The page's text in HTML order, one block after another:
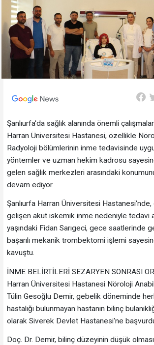
Şanlıurfa'da sağlık alanında önemli
Harran Üniversitesi Hastanesi, özellikle
Radyoloji bölümlerinin inme tedavisinde
yöntemler ve uzman hekim kadrosu
gelen sağlık merkezleri arasındaki
devam ediyor.
Şanlıurfa Harran Üniversitesi Hastanesi'nde,
gelişen akut iskemik inme nedeniyle tedavi
yaşındaki Fidan Sarıgeci, gece saatlerinde
başarılı mekanik trombektomi işlemi
kavuştu.
İNME BELİRTİLERİ SEZARYEN SONRASI
Harran Üniversitesi Hastanesi Nöroloji
Tülin Gesoğlu Demir, gebelik döneminde
hastalığı bulunmayan hastanın bilinç
olarak Siverek Devlet Hastanesi'ne
Doç. Dr. Demir, bilinç düzeyinin düşük